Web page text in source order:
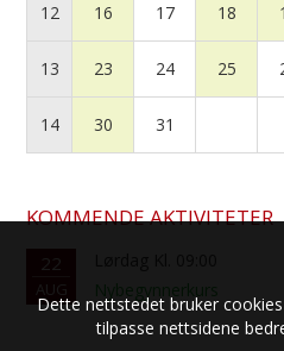
12 16 17 18
13 23 24 25
14 30 31
KOMMENDE AKTIVITETER
22
AUG
Dette nettstedet bruker
tilpasse nettsidene